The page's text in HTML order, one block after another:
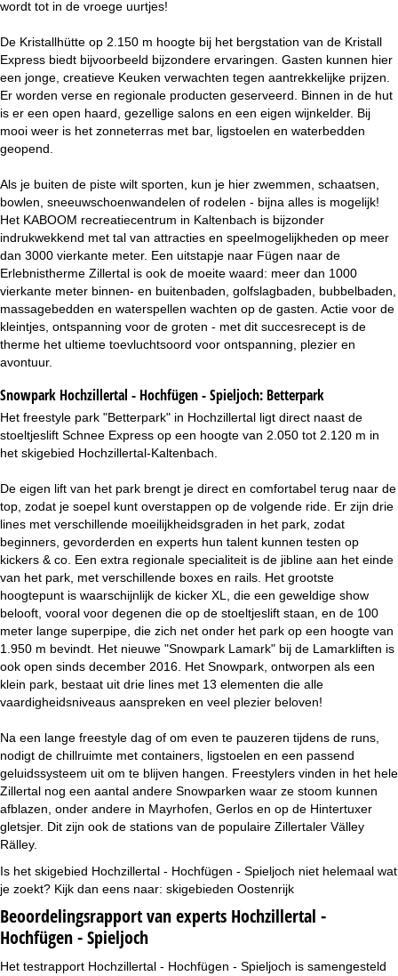
wordt tot in de vroege uurtjes!
De Kristallhütte op 2.150 m hoogte bij het bergstation van de Kristall
Express biedt bijvoorbeeld bijzondere ervaringen. Gasten kunnen hier
een jonge, creatieve Keuken verwachten tegen aantrekkelijke prijzen.
Er worden verse en regionale producten geserveerd. Binnen in de hut
is er een open haard, gezellige salons en een eigen wijnkelder. Bij
mooi weer is het zonneterras met bar, ligstoelen en waterbedden
geopend.
Als je buiten de piste wilt sporten, kun je hier zwemmen, schaatsen,
bowlen, sneeuwschoenwandelen of rodelen - bijna alles is mogelijk!
Het KABOOM recreatiecentrum in Kaltenbach is bijzonder
indrukwekkend met tal van attracties en speelmogelijkheden op meer
dan 3000 vierkante meter. Een uitstapje naar Fügen naar de
Erlebnistherme Zillertal is ook de moeite waard: meer dan 1000
vierkante meter binnen- en buitenbaden, golfslagbaden, bubbelbaden,
massagebedden en waterspellen wachten op de gasten. Actie voor de
kleintjes, ontspanning voor de groten - met dit succesrecept is de
therme het ultieme toevluchtsoord voor ontspanning, plezier en
avontuur.
Snowpark Hochzillertal - Hochfügen - Spieljoch: Betterpark
Het freestyle park "Betterpark" in Hochzillertal ligt direct naast de
stoeltjeslift Schnee Express op een hoogte van 2.050 tot 2.120 m in
het skigebied Hochzillertal-Kaltenbach.
De eigen lift van het park brengt je direct en comfortabel terug naar de
top, zodat je soepel kunt overstappen op de volgende ride. Er zijn drie
lines met verschillende moeilijkheidsgraden in het park, zodat
beginners, gevorderden en experts hun talent kunnen testen op
kickers & co. Een extra regionale specialiteit is de jibline aan het einde
van het park, met verschillende boxes en rails. Het grootste
hoogtepunt is waarschijnlijk de kicker XL, die een geweldige show
belooft, vooral voor degenen die op de stoeltjeslift staan, en de 100
meter lange superpipe, die zich net onder het park op een hoogte van
1.950 m bevindt. Het nieuwe "Snowpark Lamark" bij de Lamarkliften is
ook open sinds december 2016. Het Snowpark, ontworpen als een
klein park, bestaat uit drie lines met 13 elementen die alle
vaardigheidsniveaus aanspreken en veel plezier beloven!
Na een lange freestyle dag of om even te pauzeren tijdens de runs,
nodigt de chillruimte met containers, ligstoelen en een passend
geluidssysteem uit om te blijven hangen. Freestylers vinden in het hele
Zillertal nog een aantal andere Snowparken waar ze stoom kunnen
afblazen, onder andere in Mayrhofen, Gerlos en op de Hintertuxer
gletsjer. Dit zijn ook de stations van de populaire Zillertaler Välley
Rälley.
Is het skigebied Hochzillertal - Hochfügen - Spieljoch niet helemaal wat
je zoekt? Kijk dan eens naar: skigebieden Oostenrijk
Beoordelingsrapport van experts Hochzillertal -
Hochfügen - Spieljoch
Het testrapport Hochzillertal - Hochfügen - Spieljoch is samengesteld